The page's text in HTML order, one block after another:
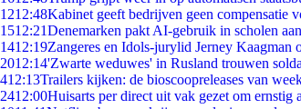
1212:48Kabinet geeft bedrijven geen compensatie
1512:21Denemarken pakt AI-gebruik in scholen
1412:19Zangeres en Idols-jurylid Jerney Kaagman
2012:14'Zwarte weduwes' in Rusland trouwen
412:13Trailers kijken: de bioscoopreleases van
2412:00Huisarts per direct uit vak gezet om ernstig